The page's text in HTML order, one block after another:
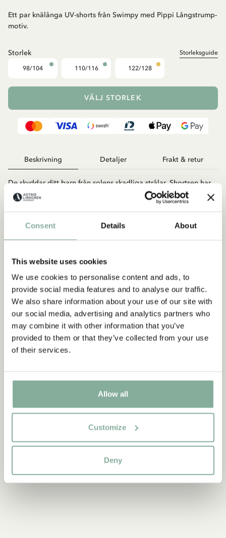
Consent Details About
This website uses cookies
We use cookies to personalise content and ads, to
provide social media features and to analyse our traffic.
We also share information about your use of our site with
our social media, advertising and analytics partners who
may combine it with other information that you’ve
provided to them or that they’ve collected from your use
of their services.
Allow all
Customize
Deny
Ett par knälånga UV-shorts från Swimpy med Pippi Långstrump-
motiv.
Storlek Storleksguide
98/104 110/116 122/128
VÄLJ STORLEK
Beskrivning Detaljer Frakt & retur
De skyddar ditt barn från solens skadliga strålar. Shortsen har
stretchfoder framtill samt resår i midjan för en bekväm
passform och bakfickor. Shortsen har solskyddsfaktor UPF 50+.
Matcha med
UV-tröja Pippi Långstrump rosa
PIPPI LÅNGSTRUMP
KOSTYMER & MASKERAD KLÄNNINGAR
BYXOR